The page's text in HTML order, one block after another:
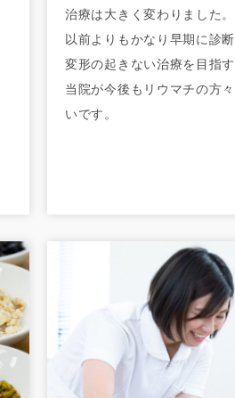
治療は大きく変わりました。
以前よりもかなり早期に診
変形の起きない治療を目指
当院が今後もリウマチの方
いです。